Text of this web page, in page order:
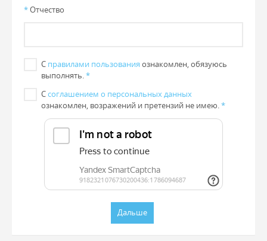
*Отчество
С правилами пользования ознакомлен, обязуюсь
выполнять.*
Ссоглашением о персональных данных
ознакомлен, возражений и претензий не имею.*